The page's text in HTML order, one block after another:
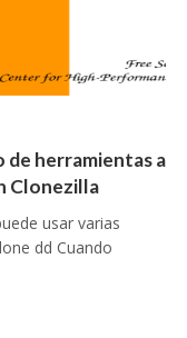
de herramientas a
Clonezilla
usar varias
dd Cuando